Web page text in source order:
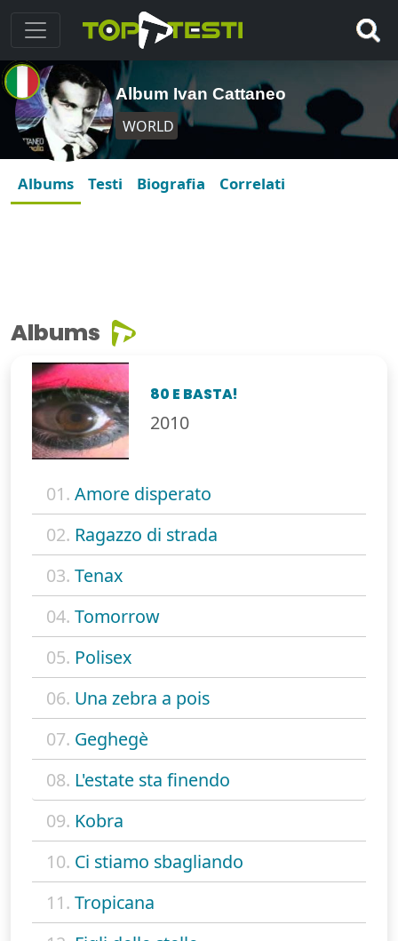
Album Ivan Cattaneo
WORLD
Albums Testi Biografia Correlati
Albums
80 E BASTA!
2010
01. Amore disperato
02. Ragazzo di strada
03. Tenax
04. Tomorrow
05. Polisex
06. Una zebra a pois
07. Geghegè
08. L'estate sta finendo
09. Kobra
10. Ci stiamo sbagliando
11. Tropicana